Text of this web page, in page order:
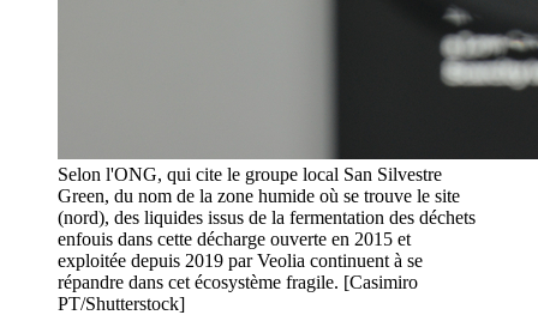
Selon l'ONG, qui cite le groupe local San Silvestre
Green, du nom de la zone humide où se trouve le site
(nord), des liquides issus de la fermentation des déchets
enfouis dans cette décharge ouverte en 2015 et
exploitée depuis 2019 par Veolia continuent à se
répandre dans cet écosystème fragile. [Casimiro
PT/Shutterstock]